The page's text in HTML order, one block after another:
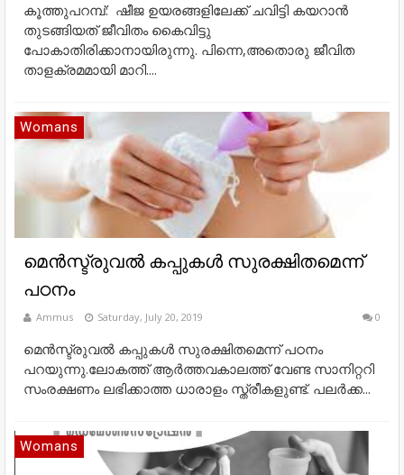
കൂത്തുപറമ്പ്: ഷീജ ഉയരങ്ങളിലേക്ക് ചവിട്ടി കയറാൻ
തുടങ്ങിയത് ജീവിതം കൈവിട്ടു
പോകാതിരിക്കാനായിരുന്നു. പിന്നെ,അതൊരു ജീവിത
താളക്രമമായി മാറി....
Womans
മെൻസ്ട്രുവൽ കപ്പുകൾ സുരക്ഷിതമെന്ന്
പഠനം
Ammus Saturday, July 20, 2019 0
മെൻസ്ട്രുവൽ കപ്പുകൾ സുരക്ഷിതമെന്ന് പഠനം
പറയുന്നു.ലോകത്ത് ആർത്തവകാലത്ത് വേണ്ട സാനിറ്ററി
സംരക്ഷണം ലഭിക്കാത്ത ധാരാളം സ്ത്രീകളുണ്ട്. പലർക്ക...
Womans